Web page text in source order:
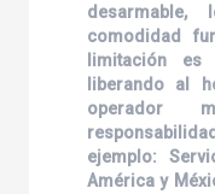
comodidad
limitación
liberando al
operador
ejemplo:
América y